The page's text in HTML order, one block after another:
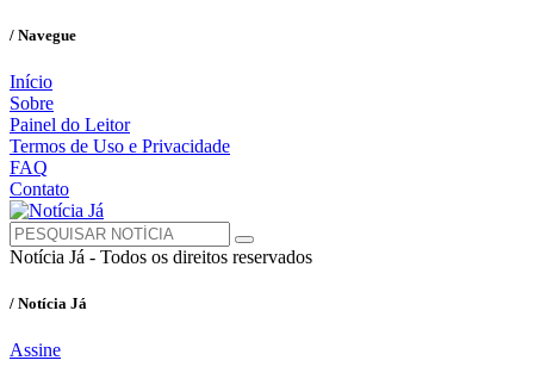
/ Navegue
Início
Sobre
Painel do Leitor
Termos de Uso e Privacidade
FAQ
Contato
Notícia Já - Todos os direitos reservados
/ Notícia Já
Assine